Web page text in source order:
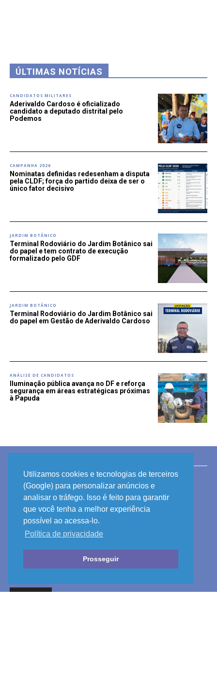
Utilizamos cookies e tecnologias de terceiros
(Google) para personalizar anúncios e
analisar o tráfego. Isso é feito para garantir
que você tenha a melhor experiência
possível ao acessa-lo.
Política de privacidade
Prosseguir
ÚLTIMAS NOTÍCIAS
CANDIDATOS MILITARES
Aderivaldo Cardoso é oficializado
candidato a deputado distrital pelo
Podemos
CAMPANHA 2026
Nominatas definidas redesenham a disputa
pela CLDF; força do partido deixa de ser o
único fator decisivo
JARDIM BOTÂNICO
Terminal Rodoviário do Jardim Botânico sai
do papel e tem contrato de execução
formalizado pelo GDF
JARDIM BOTÂNICO
Terminal Rodoviário do Jardim Botânico sai
do papel em Gestão de Aderivaldo Cardoso
ANÁLISE DE CANDIDATOS
Iluminação pública avança no DF e reforça
segurança em áreas estratégicas próximas
à Papuda